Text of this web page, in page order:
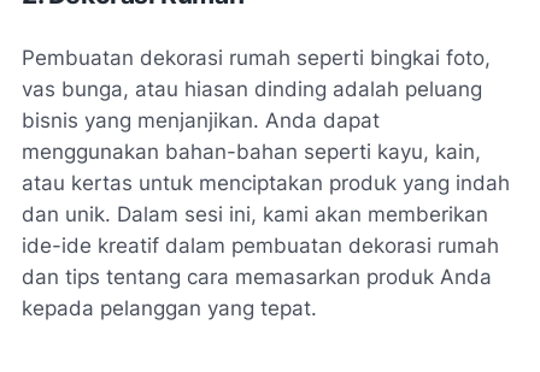
Pembuatan dekorasi rumah seperti bingkai foto,
vas bunga, atau hiasan dinding adalah peluang
bisnis yang menjanjikan. Anda dapat
menggunakan bahan-bahan seperti kayu, kain,
atau kertas untuk menciptakan produk yang indah
dan unik. Dalam sesi ini, kami akan memberikan
ide-ide kreatif dalam pembuatan dekorasi rumah
dan tips tentang cara memasarkan produk Anda
kepada pelanggan yang tepat.